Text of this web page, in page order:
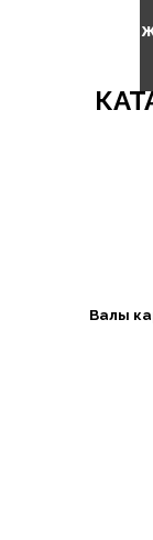
Добро
Валы